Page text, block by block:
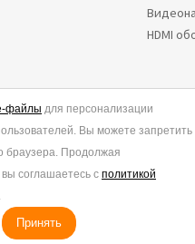
HDMI
защищены. Интернет-магазин
в отношении обработки
на обработку данных
файлы для персонализации
Вы можете запретить
браузера. Продолжая
соглашаетесь с политикой
.
Принять